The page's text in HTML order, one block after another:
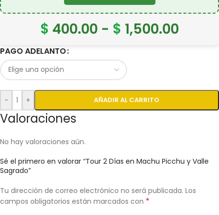
$ 400.00 - $ 1,500.00
PAGO ADELANTO
- + AÑADIR AL CARRITO
Valoraciones
No hay valoraciones aún.
Sé el primero en valorar “Tour 2 Días en Machu Picchu y Valle
Sagrado”
Tu dirección de correo electrónico no será publicada. Los
campos obligatorios están marcados con *